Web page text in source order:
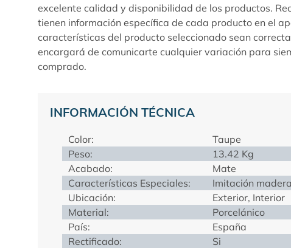
excelente calidad y disponibilidad de los productos.
tienen información específica de cada producto en el
características del producto seleccionado sean
encargará de comunicarte cualquier variación para
comprado.
INFORMACIÓN TÉCNICA
Color:
Taupe
Peso:
13.42 Kg
Acabado:
Mate
Características Especiales:
Imitación
Ubicación:
Exterior, Interior
Material:
Porcelánico
País:
España
Rectificado:
Si